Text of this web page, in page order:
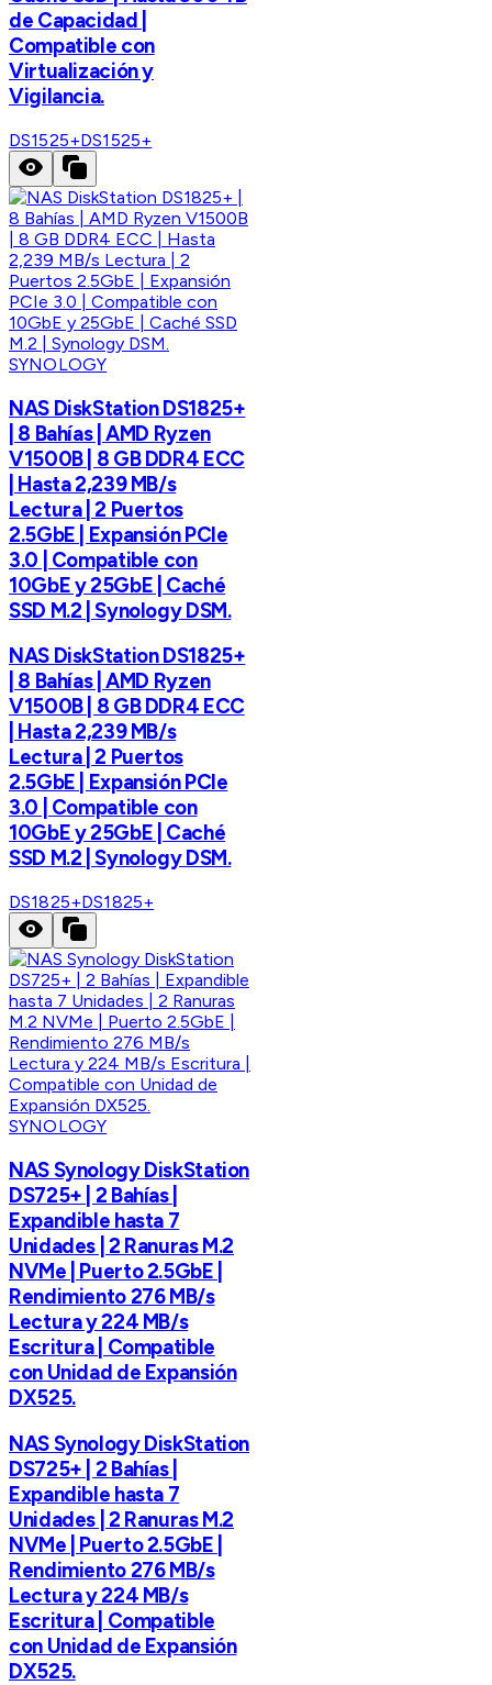
de Capacidad |
Compatible con
Virtualización y
Vigilancia.
DS1525+DS1525+
SYNOLOGY
NAS DiskStation DS1825+
| 8 Bahías | AMD Ryzen
V1500B | 8 GB DDR4 ECC
| Hasta 2,239 MB/s
Lectura | 2 Puertos
2.5GbE | Expansión PCIe
3.0 | Compatible con
10GbE y 25GbE | Caché
SSD M.2 | Synology DSM.
NAS DiskStation DS1825+
| 8 Bahías | AMD Ryzen
V1500B | 8 GB DDR4 ECC
| Hasta 2,239 MB/s
Lectura | 2 Puertos
2.5GbE | Expansión PCIe
3.0 | Compatible con
10GbE y 25GbE | Caché
SSD M.2 | Synology DSM.
DS1825+DS1825+
SYNOLOGY
NAS Synology DiskStation
DS725+ | 2 Bahías |
Expandible hasta 7
Unidades | 2 Ranuras M.2
NVMe | Puerto 2.5GbE |
Rendimiento 276 MB/s
Lectura y 224 MB/s
Escritura | Compatible
con Unidad de Expansión
DX525.
NAS Synology DiskStation
DS725+ | 2 Bahías |
Expandible hasta 7
Unidades | 2 Ranuras M.2
NVMe | Puerto 2.5GbE |
Rendimiento 276 MB/s
Lectura y 224 MB/s
Escritura | Compatible
con Unidad de Expansión
DX525.